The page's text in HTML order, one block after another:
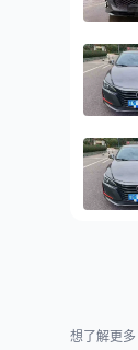
想了解更多